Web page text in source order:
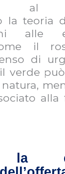
al
la teoria
alle
il
di
verde
natura,
alla
la